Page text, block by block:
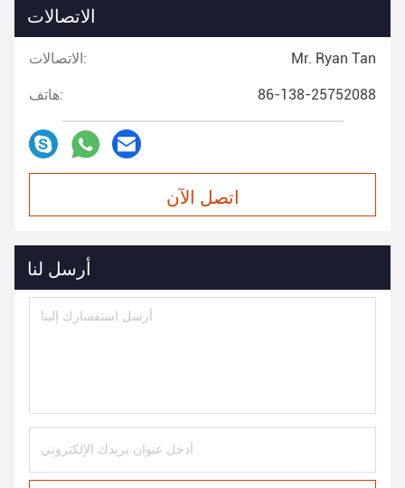
الاتصالات
الاتصالات: Mr. Ryan Tan
هاتف: 86-138-25752088
اتصل الآن
أرسل لنا